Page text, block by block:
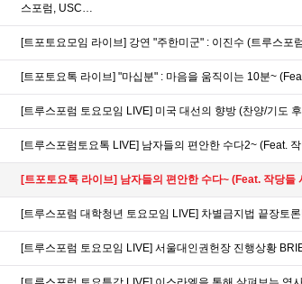
스포럼, USC…
[트포토요모임 라이브] 강연 "주한미군" : 이진수 (트루스포
[트포토요톡 라이브] "마십분" : 마음을 움직이는 10분~
[트루스포럼 토요모임 LIVE] 미국 대선의 향방 (찬양/기도
[트루스포럼토요톡 LIVE] 남자들의 편안한 수다2~ (Feat.
[트포토요톡 라이브] 남자들의 편안한 수다~ (Feat. 작당들
[트루스포럼 대학청년 토요모임 LIVE] 차별금지법 끝장토
[트루스포럼 토요모임 LIVE] 서울대인권헌장 진행상황